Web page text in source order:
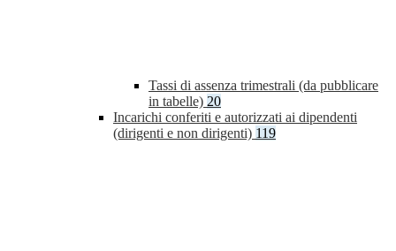
Tassi di assenza trimestrali (da pubblicare
in tabelle) 20
Incarichi conferiti e autorizzati ai dipendenti
(dirigenti e non dirigenti) 119